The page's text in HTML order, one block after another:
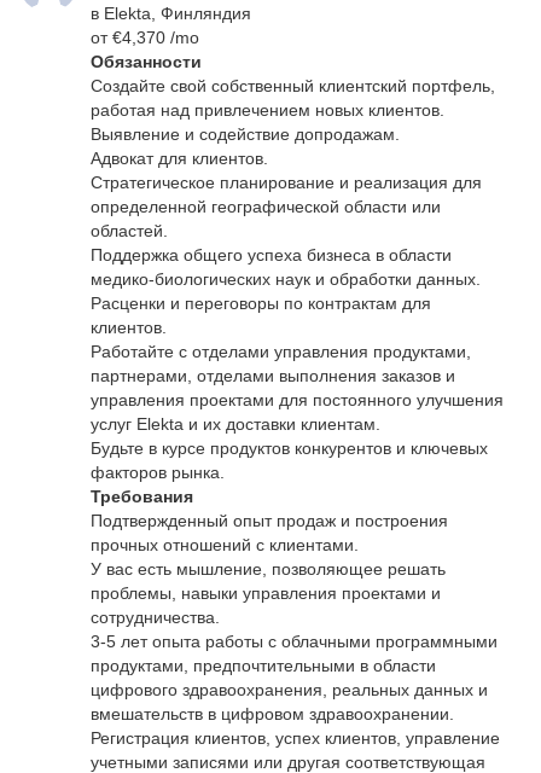
в Elekta, Финляндия
от €4,370 /mo
Обязанности
Создайте свой собственный клиентский портфель,
работая над привлечением новых клиентов.
Выявление и содействие допродажам.
Адвокат для клиентов.
Стратегическое планирование и реализация для
определенной географической области или
областей.
Поддержка общего успеха бизнеса в области
медико-биологических наук и обработки данных.
Расценки и переговоры по контрактам для
клиентов.
Работайте с отделами управления продуктами,
партнерами, отделами выполнения заказов и
управления проектами для постоянного улучшения
услуг Elekta и их доставки клиентам.
Будьте в курсе продуктов конкурентов и ключевых
факторов рынка.
Требования
Подтвержденный опыт продаж и построения
прочных отношений с клиентами.
У вас есть мышление, позволяющее решать
проблемы, навыки управления проектами и
сотрудничества.
3-5 лет опыта работы с облачными программными
продуктами, предпочтительными в области
цифрового здравоохранения, реальных данных и
вмешательств в цифровом здравоохранении.
Регистрация клиентов, успех клиентов, управление
учетными записями или другая соответствующая